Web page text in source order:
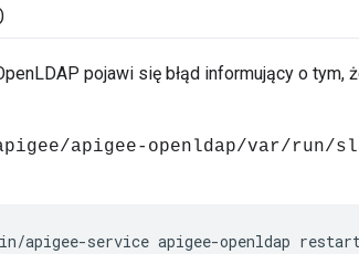
pojawi się błąd informujący o tym,
apigee-openldap/var/run/
apigee-service apigee-openldap